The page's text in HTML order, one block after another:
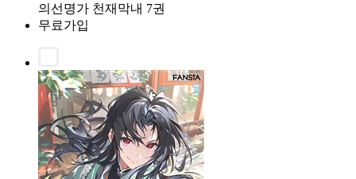
의선명가 천재막내 7권
무료가입